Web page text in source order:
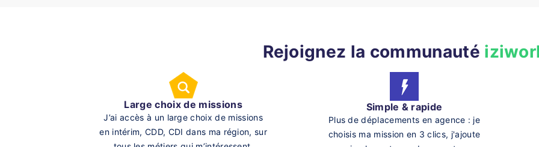
Rejoignez la communauté
Large choix de missions
J’ai accès à un large choix de missions
en intérim, CDD, CDI dans ma région, sur
Simple & rapide
Plus de déplacements en agence : je
choisis ma mission en 3 clics, j'ajoute